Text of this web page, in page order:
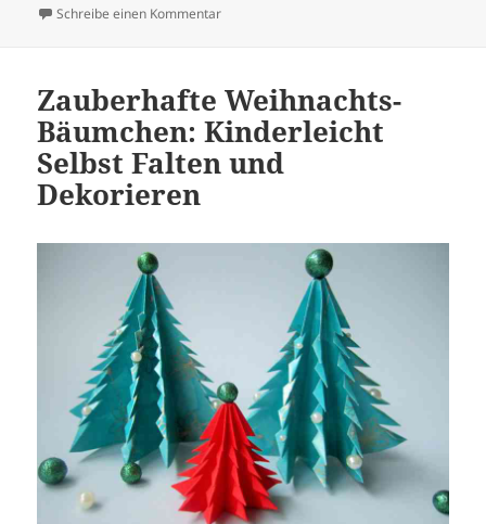
Schreibe einen Kommentarzu Papier-Tulpen selbst falten: Origami-
Zauberhafte Weihnachts-
Bäumchen: Kinderleicht
Selbst Falten und
Dekorieren